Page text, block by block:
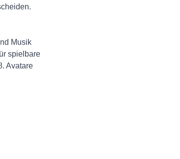
Musik
spielbare
Avatare